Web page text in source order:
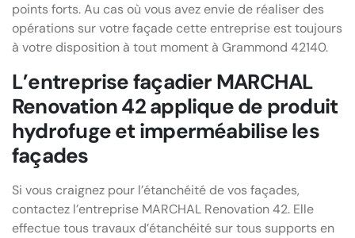
points forts. Au cas où vous avez envie de réaliser des
opérations sur votre façade cette entreprise est toujours
à votre disposition à tout moment à Grammond 42140.
L’entreprise façadier MARCHAL
Renovation 42 applique de produit
hydrofuge et imperméabilise les
façades
Si vous craignez pour l’étanchéité de vos façades,
contactez l’entreprise MARCHAL Renovation 42. Elle
effectue tous travaux d’étanchéité sur tous supports en